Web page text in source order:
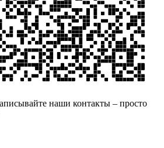
наши контакты – просто